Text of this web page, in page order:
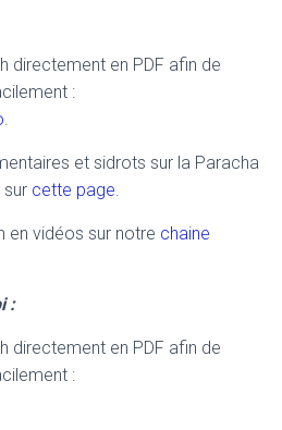
directement en PDF afin de
:
et sidrots sur la Paracha
sur cette page
en vidéos sur notre chaine
:
directement en PDF afin de
: